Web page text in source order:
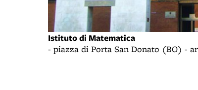
Istituto di Matematica
- piazza di Porta San Donato (BO) -